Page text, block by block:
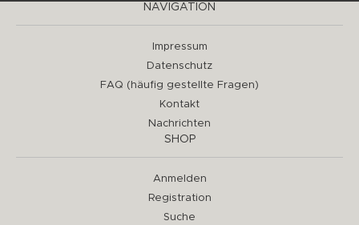
NAVIGATION
Impressum
Datenschutz
FAQ (häufig gestellte Fragen)
Kontakt
Nachrichten
SHOP
Anmelden
Registration
Suche